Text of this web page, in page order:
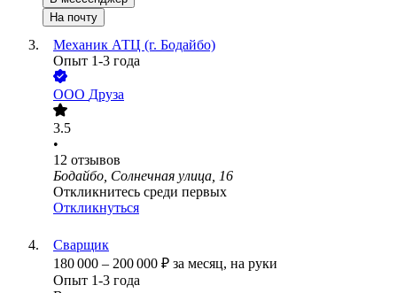
На почту
Механик АТЦ (г. Бодайбо)
Опыт 1-3 года
ООО Друза
3.5
•
12 отзывов
Бодайбо, Солнечная улица, 16
Откликнитесь среди первых
Откликнуться
Сварщик
180 000 – 200 000 ₽ за месяц, на руки
Опыт 1-3 года